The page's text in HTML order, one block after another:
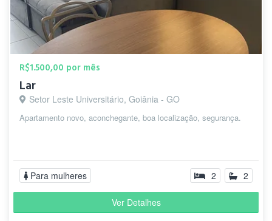
R$1.500,00 por mês
Lar
Setor Leste Universitário, Goiânia - GO
Apartamento novo, aconchegante, boa localização, segurança.
Para mulheres 2 2
Ver Detalhes